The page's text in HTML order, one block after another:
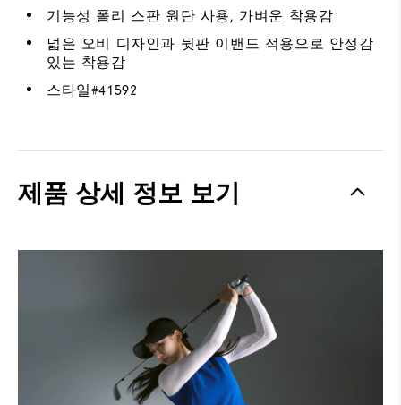
기능성 폴리 스판 원단 사용, 가벼운 착용감
넓은 오비 디자인과 뒷판 이밴드 적용으로 안정감
있는 착용감
스타일#41592
제품 상세 정보 보기